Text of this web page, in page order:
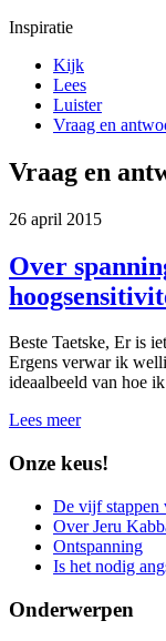
Inspiratie
Kijk
Lees
Luister
Vraag en
Vraag en
26 april 2015
Over
Beste Taetske, Er is
Ergens verwar ik
ideaalbeeld van hoe
Lees meer
Onze keus!
De vijf stappen
Over Jeru
Ontspanning
Is het nodig
Onderwerpen